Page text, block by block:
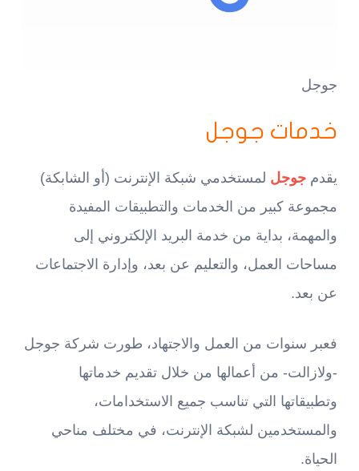
جوجل
خدمات جوجل
يقدم جوجل لمستخدمي شبكة الإنترنت (أو الشابكة)
مجموعة كبير من الخدمات والتطبيقات المفيدة
والمهمة، بداية من خدمة البريد الإلكتروني إلى
مساحات العمل، والتعليم عن بعد، وإدارة الاجتماعات
عن بعد.
فعبر سنوات من العمل والاجتهاد، طورت شركة جوجل
-ولازالت- من أعمالها من خلال تقديم خدماتها
وتطبيقاتها التي تناسب جميع الاستخدامات،
والمستخدمين لشبكة الإنترنت، في مختلف مناحي
الحياة.